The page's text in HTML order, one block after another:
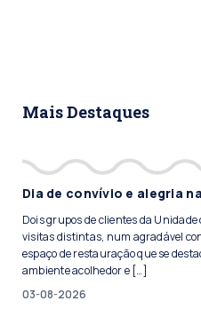
Mais Destaques
Dia de convívio e alegria
Dois grupos de clientes da
visitas distintas, num agradável
espaço de restauração que se
ambiente acolhedor e […]
03-08-2026